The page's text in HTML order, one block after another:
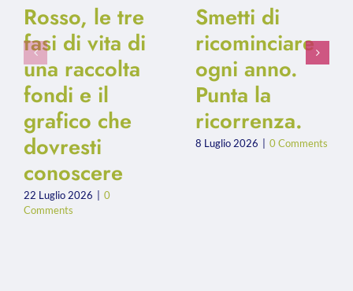
Rosso, le tre
fasi di vita di
una raccolta
fondi e il
grafico che
dovresti
conoscere
22 Luglio 2026
0
Comments
Smetti di
ricominciare
ogni anno.
Punta la
ricorrenza.
8 Luglio 2026 0 Comments